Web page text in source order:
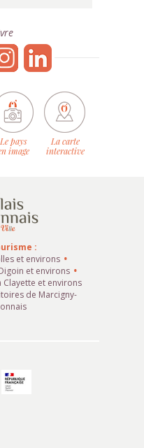
Le pays
image
La carte
interactive
:
et environs
et environs
Clayette et environs
de Marcigny-